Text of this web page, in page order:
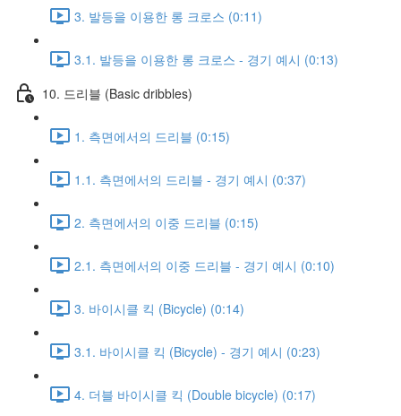
3. 발등을 이용한 롱 크로스 (0:11)
3.1. 발등을 이용한 롱 크로스 - 경기 예시 (0:13)
10. 드리블 (Basic dribbles)
1. 측면에서의 드리블 (0:15)
1.1. 측면에서의 드리블 - 경기 예시 (0:37)
2. 측면에서의 이중 드리블 (0:15)
2.1. 측면에서의 이중 드리블 - 경기 예시 (0:10)
3. 바이시클 킥 (Bicycle) (0:14)
3.1. 바이시클 킥 (Bicycle) - 경기 예시 (0:23)
4. 더블 바이시클 킥 (Double bicycle) (0:17)